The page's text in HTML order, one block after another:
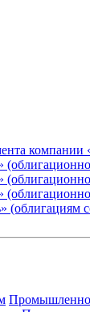
(облигациям